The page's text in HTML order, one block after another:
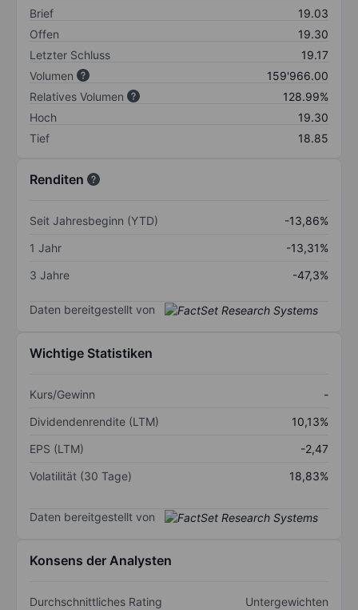
Brief
19.03
Offen
19.30
Letzter Schluss
19.17
Volumen
159'966.00
Relatives Volumen
128.99%
Hoch
19.30
Tief
18.85
Renditen
Seit Jahresbeginn (YTD)
-13,86%
1 Jahr
-13,31%
3 Jahre
-47,3%
Daten bereitgestellt von
Wichtige Statistiken
Kurs/Gewinn
-
Dividendenrendite (LTM)
10,13%
EPS (LTM)
-2,47
Volatilität (30 Tage)
18,83%
Daten bereitgestellt von
Konsens der Analysten
Durchschnittliches Rating Untergewichten